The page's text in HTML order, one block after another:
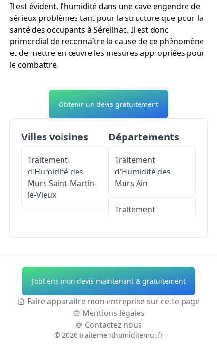
Il est évident, l'humidité dans une cave engendre de
sérieux problèmes tant pour la structure que pour la
santé des occupants à Séreilhac. Il est donc
primordial de reconnaître la cause de ce phénomène
et de mettre en œuvre les mesures appropriées pour
le combattre.
Obtenir un devis gratuitement
Villes voisines
Traitement
d'Humidité des
Murs Saint-Martin-
le-Vieux
Traitement
d'Humidité des
MursAixe-sur-
Vienne
Traitement
Départements
Traitement
d'Humidité des
Murs Ain
Traitement
Traitement
d'Humidité des
Murs Allier
Traitement
d'Humidité des
MursAlpes-de-
J'obtiens mon devis maintenant & gratuitement
Faire apparaitre mon entreprise sur cette page
Mentions légales
Contactez nous
© 2026 traitementhumiditemur.fr